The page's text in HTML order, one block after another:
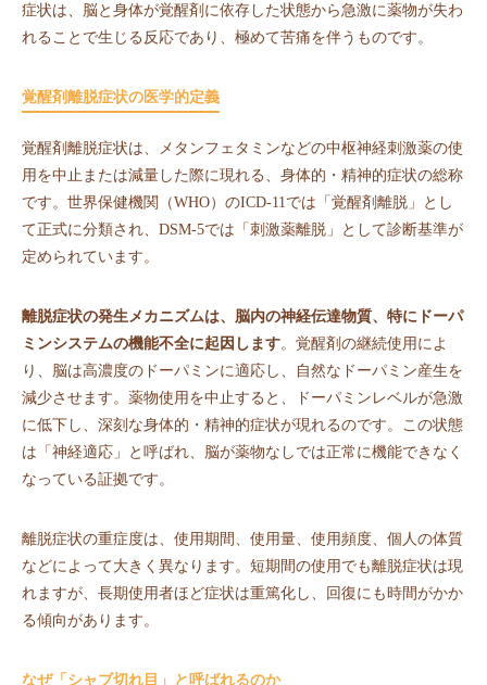
症状は、脳と身体が覚醒剤に依存した状態から急激に薬物が失わ
れることで生じる反応であり、極めて苦痛を伴うものです。
覚醒剤離脱症状の医学的定義
覚醒剤離脱症状は、メタンフェタミンなどの中枢神経刺激薬の使
用を中止または減量した際に現れる、身体的・精神的症状の総称
です。世界保健機関（WHO）のICD-11では「覚醒剤離脱」とし
て正式に分類され、DSM-5では「刺激薬離脱」として診断基準が
定められています。
離脱症状の発生メカニズムは、脳内の神経伝達物質、特にドーパ
ミンシステムの機能不全に起因します。覚醒剤の継続使用によ
り、脳は高濃度のドーパミンに適応し、自然なドーパミン産生を
減少させます。薬物使用を中止すると、ドーパミンレベルが急激
に低下し、深刻な身体的・精神的症状が現れるのです。この状態
は「神経適応」と呼ばれ、脳が薬物なしでは正常に機能できなく
なっている証拠です。
離脱症状の重症度は、使用期間、使用量、使用頻度、個人の体質
などによって大きく異なります。短期間の使用でも離脱症状は現
れますが、長期使用者ほど症状は重篤化し、回復にも時間がかか
る傾向があります。
なぜ「シャブ切れ目」と呼ばれるのか